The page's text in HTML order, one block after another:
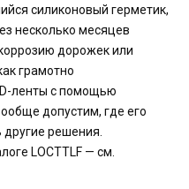
силиконовый герметик,
несколько месяцев
дорожек или
грамотно
ленты с помощью
допустим, где его
решения.
LOCTTLF — см.